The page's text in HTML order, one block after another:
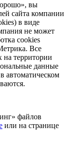
вы
сайта компании
в виде
не может
cookies
Все
на территории
данные
автоматическом
файлов
или на странице